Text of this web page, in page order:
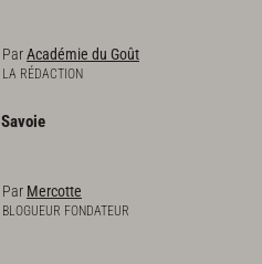
ParAcadémie du Goût
LA RÉDACTION
Savoie
Par Mercotte
BLOGUEUR FONDATEUR